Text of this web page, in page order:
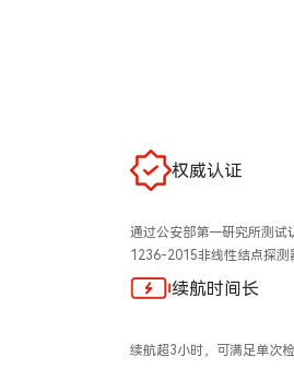
权威认证
通过公安部第一研究所测试
1236-2015非线性结点探测
续航时间长
续航超3小时，可满足单次